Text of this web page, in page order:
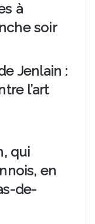
à
soir
Jenlain :
l’art
qui
en
de-